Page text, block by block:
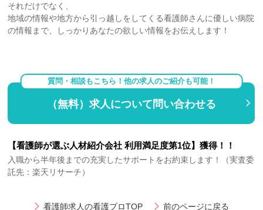
それだけでなく、
地域の情報や地方から引っ越しをしてくる看護師さんに優しい病院
の情報まで、しっかりあなたの欲しい情報をお伝えします！
質問・相談もこちら！他の求人のご紹介も可能！
（無料）求人について問い合わせる
【看護師が選ぶ人材紹介会社 利用満足度第1位】獲得！！
入職から半年後までの充実したサポートをお約束します！（実査委
託先：楽天リサーチ）
看護師求人の看護プロTOP 前のページに戻る